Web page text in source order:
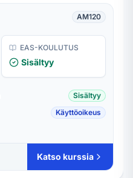
AM120
EAS-KOULUTUS
Sisältyy
Sisältyy
Käyttöoikeus
Katso kurssia